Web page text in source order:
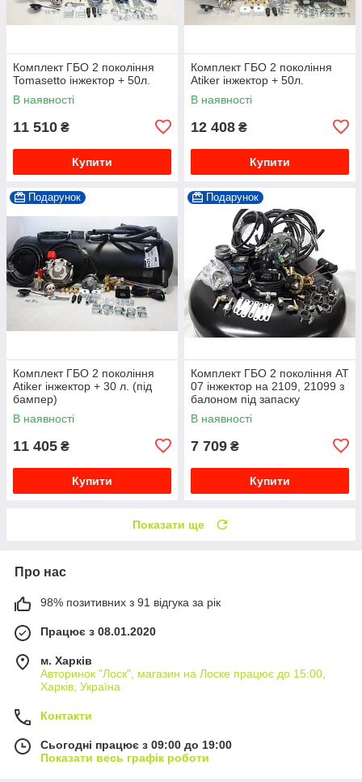
Комплект ГБО 2 покоління
Tomasetto інжектор + 50л.
В наявності
11 510 ₴
Купити
Комплект ГБО 2 покоління
Atiker інжектор + 50л.
В наявності
12 408 ₴
Купити
Подарунок
Комплект ГБО 2 покоління
Atiker інжектор + 30 л. (під
бампер)
В наявності
11 405 ₴
Купити
Подарунок
Комплект ГБО 2 покоління АТ
07 інжектор на 2109, 21099 з
балоном під запаску
В наявності
7 709 ₴
Купити
Показати ще
Про нас
98% позитивних з 91 відгука за рік
Працює з 08.01.2020
м. Харків
Авторинок "Лоск", магазин на Лоске працює до 15:00,
Харків, Україна
Контакти
Сьогодні працює з 09:00 до 19:00
Показати весь графік роботи